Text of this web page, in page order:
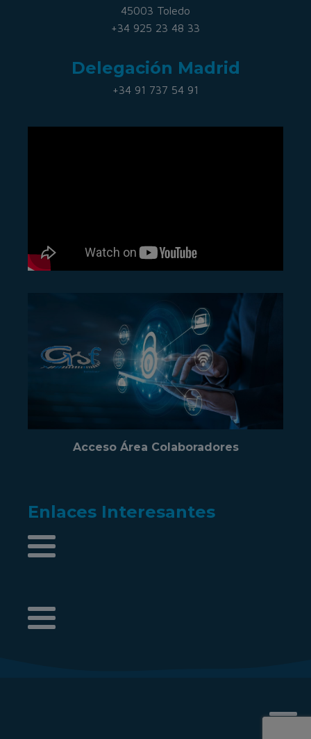
45003 Toledo
+34 925 23 48 33
Delegación Madrid
+34 91 737 54 91
Acceso Área Colaboradores
Enlaces Interesantes